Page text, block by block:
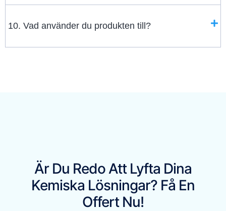
10. Vad använder du produkten till?
Är Du Redo Att Lyfta Dina
Kemiska Lösningar? Få En
Offert Nu!